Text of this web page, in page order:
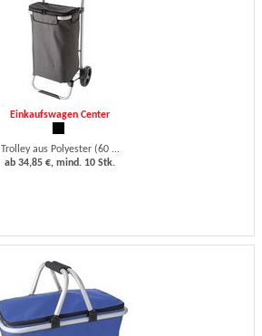
Einkaufswagen Center
Trolley aus Polyester (60 ...
ab 34,85 €, mind. 10 Stk.